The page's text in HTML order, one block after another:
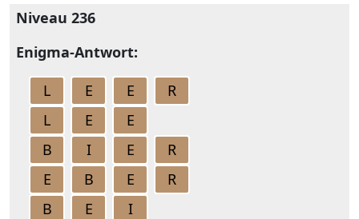
Niveau 236
Enigma-Antwort:
L
E E
R
L
E
E
B
I E
R
E
B E
R
B
E
I